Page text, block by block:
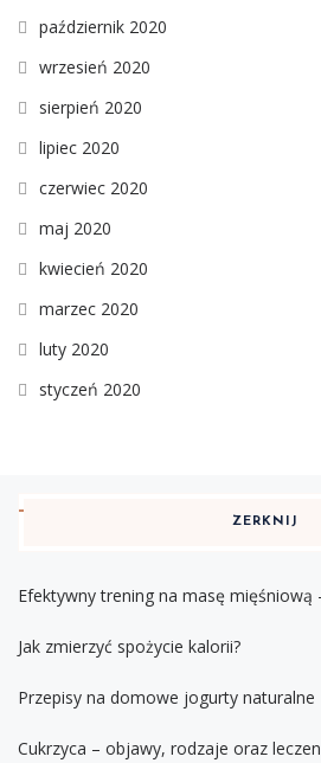
październik 2020
wrzesień 2020
sierpień 2020
lipiec 2020
czerwiec 2020
maj 2020
kwiecień 2020
marzec 2020
luty 2020
styczeń 2020
ZERKNIJ
Efektywny trening na masę mięśniową
Jak zmierzyć spożycie kalorii?
Przepisy na domowe jogurty naturalne
Cukrzyca – objawy, rodzaje oraz